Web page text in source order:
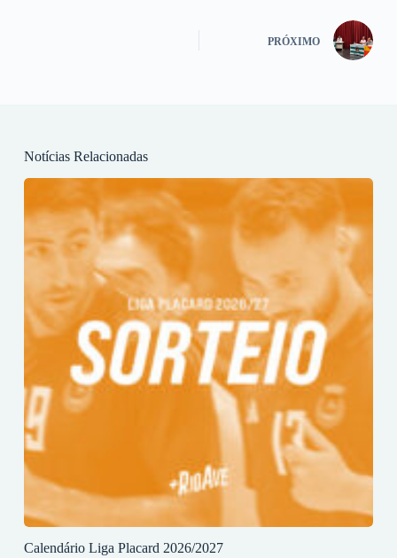
PRÓXIMO
Notícias Relacionadas
Calendário Liga Placard 2026/2027